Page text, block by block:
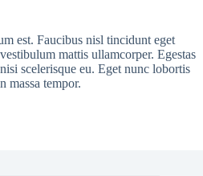
est. Faucibus nisl tincidunt eget
mattis ullamcorper. Egestas
scelerisque eu. Eget nunc lobortis
massa tempor.